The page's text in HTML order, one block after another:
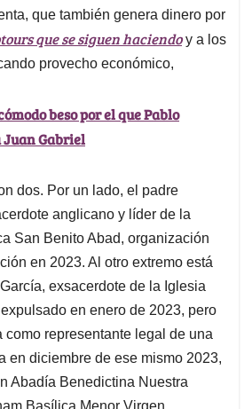
que también genera dinero por
que se siguen haciendoy a los
provecho económico,
beso por el que Pablo
Juan Gabriel
dos. Por un lado, el padre
anglicano y líder de la
San Benito Abad, organización
en 2023. Al otro extremo está
exsacerdote de la Iglesia
en enero de 2023, pero
como representante legal de una
en diciembre de ese mismo 2023,
Abadía Benedictina Nuestra